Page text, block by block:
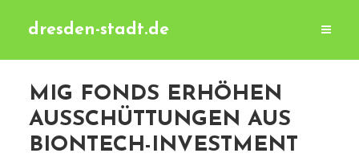
dresden-stadt.de
MIG FONDS ERHÖHEN
AUSSCHÜTTUNGEN AUS
BIONTECH-INVESTMENT